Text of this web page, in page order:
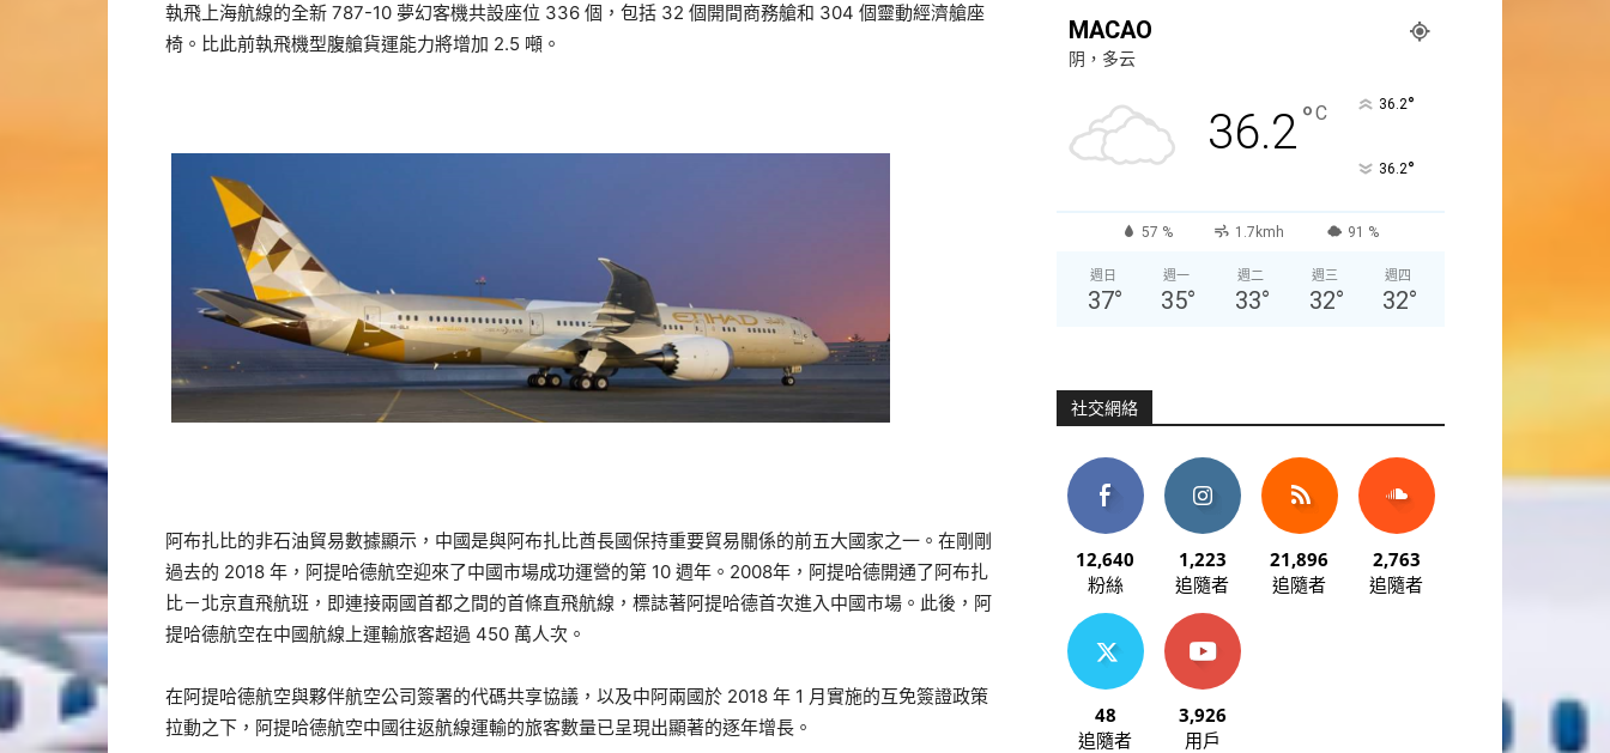
執飛上海航線的全新 787-10 夢幻客機共設座位 336 個，包括 32 個開間商務艙和 304 個靈動經濟艙座
椅。比此前執飛機型腹艙貨運能力將增加 2.5 噸。
阿布扎比的非石油貿易數據顯示，中國是與阿布扎比酋長國保持重要貿易關係的前五大國家之一。在剛剛
過去的 2018 年，阿提哈德航空迎來了中國市場成功運營的第 10 週年。2008年，阿提哈德開通了阿布扎
比－北京直飛航班，即連接兩國首都之間的首條直飛航線，標誌著阿提哈德首次進入中國市場。此後，阿
提哈德航空在中國航線上運輸旅客超過 450 萬人次。
在阿提哈德航空與夥伴航空公司簽署的代碼共享協議，以及中阿兩國於 2018 年 1 月實施的互免簽證政策
拉動之下，阿提哈德航空中國往返航線運輸的旅客數量已呈現出顯著的逐年增長。
MACAO
阴，多云
36.2°C 36.2°
36.2°
57 % 1.7kmh 91 %
週日
37°
週一
35°
週二
33°
週三
32°
週四
32°
社交網絡
12,640
粉絲
1,223
追隨者
21,896
追隨者
2,763
追隨者
48
追隨者
3,926
用戶